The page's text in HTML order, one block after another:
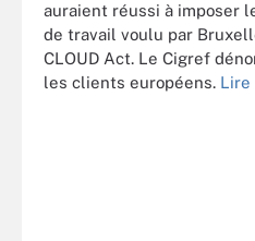
auraient réussi à imposer
de travail voulu par
CLOUD Act. Le Cigref
les clients européens. Lire